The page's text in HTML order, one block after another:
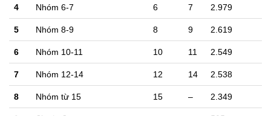
4 Nhóm 6-7 6 7 2.979
5 Nhóm 8-9 8 9 2.619
6 Nhóm 10-11 10 11 2.549
7 Nhóm 12-14 12 14 2.538
8 Nhóm từ 15 15 – 2.349